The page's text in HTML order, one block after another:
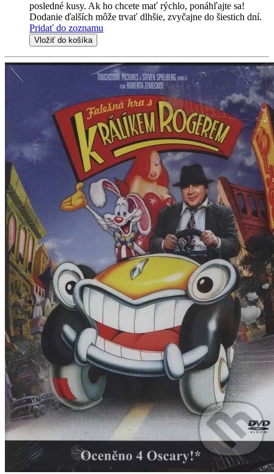
posledné kusy. Ak ho chcete mať rýchlo, ponáhľajte sa!
Dodanie ďalších môže trvať dlhšie, zvyčajne do šiestich dní.
Pridať do zoznamu
Vložiť do košíka